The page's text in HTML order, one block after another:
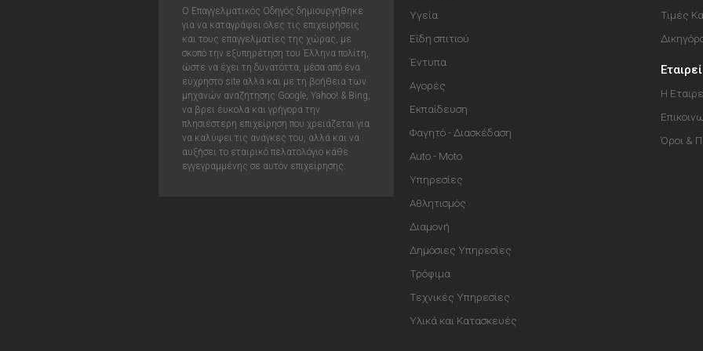
Ο Επαγγελματικός Οδηγός δημιουργήθηκε
για να καταγράψει όλες τις επιχειρήσεις
και τους επαγγελματίες της χώρας, με
σκοπό την εξυπηρέτηση του Έλληνα πολίτη,
ώστε να έχει τη δυνατόττα, μέσα από ένα
εύχρηστο site αλλά και με τη βοήθεια των
μηχανών αναζήτησης Google, Yahoo! & Bing,
να βρει έυκολα και γρήγορα την
πλησιέστερη επιχείρηση που χρειάζεται για
να καλύψει τις ανάγκες του, αλλά και να
αυξήσει το εταιρικό πελατολόγιο κάθε
εγγεγραμμένης σε αυτόν επιχείρησης.
Υγεία
Είδη σπιτιού
Έντυπα
Αγορές
Εκπαίδευση
Φαγητό - Διασκέδαση
Auto - Moto
Υπηρεσίες
Αθλητισμός
Διαμονή
Δημόσιες Υπηρεσίες
Τρόφιμα
Τεχνικές Υπηρεσίες
Υλικά και Κατασκευές
Τιμές
Η
Όροι &